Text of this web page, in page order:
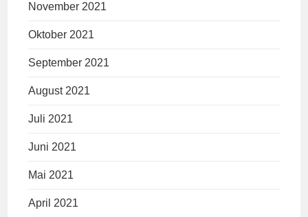
November 2021
Oktober 2021
September 2021
August 2021
Juli 2021
Juni 2021
Mai 2021
April 2021